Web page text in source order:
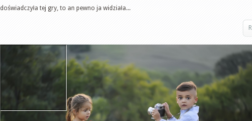
doświadczyła tej gry, to an pewno ja widziała...